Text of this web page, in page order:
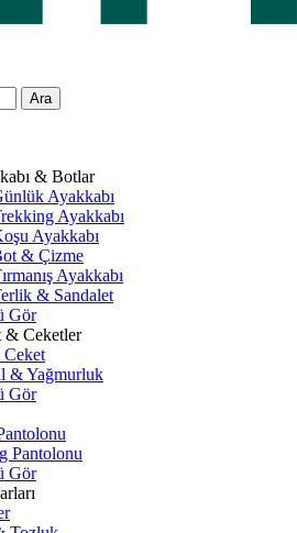
Ara
& Botlar
Ayakkabı
Ayakkabı
Ayakkabı
& Çizme
Ayakkabı
& Sandalet
Gör
& Ceketler
& Yağmurluk
Gör
Pantolonu
Gör